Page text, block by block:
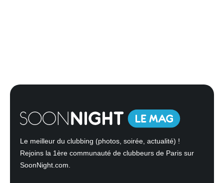
Le meilleur du clubbing (photos, soirée, actualité) !
Rejoins la 1ère communauté de clubbeurs de Paris sur
SoonNight.com.